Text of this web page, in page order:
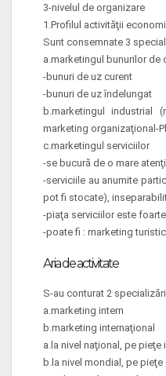
3-nivelul de organizare
1.Profilul activităţii
Sunt consemnate 3
a.marketingul bunurilor de
-bunuri de uz curent
-bunuri de uz îndelungat
b.marketingul industrial
marketing organizaţional-
c.marketingul serviciilor
-se bucură de o mare
-serviciile au anumite
pot fi stocate),
-piaţa serviciilor este
-poate fi : marketing
Aria de activitate
S-au conturat 2
a.marketing intern
b.marketing internaţional
a.la nivel naţional, pe pieţe
b.la nivel mondial, pe